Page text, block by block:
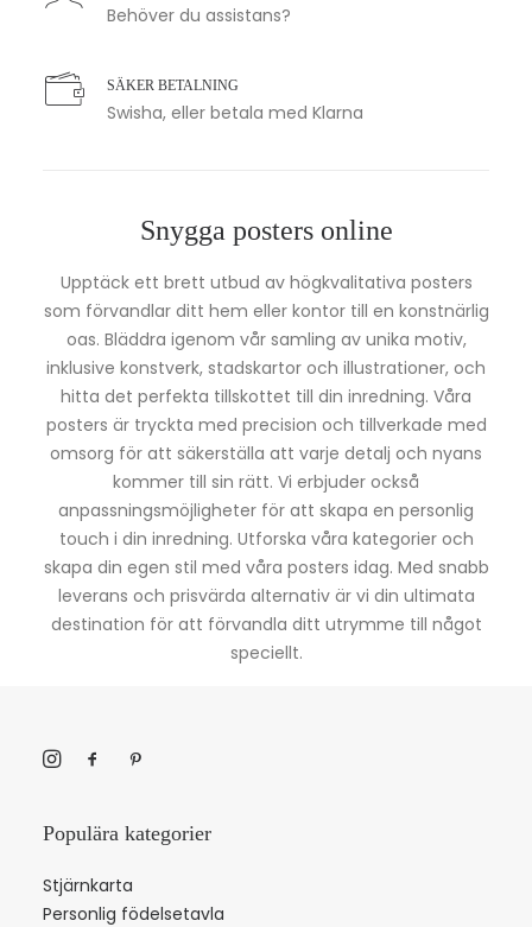
Behöver du assistans?
SÄKER BETALNING
Swisha, eller betala med Klarna
Snygga posters online
Upptäck ett brett utbud av högkvalitativa posters
som förvandlar ditt hem eller kontor till en konstnärlig
oas. Bläddra igenom vår samling av unika motiv,
inklusive konstverk, stadskartor och illustrationer, och
hitta det perfekta tillskottet till din inredning. Våra
posters är tryckta med precision och tillverkade med
omsorg för att säkerställa att varje detalj och nyans
kommer till sin rätt. Vi erbjuder också
anpassningsmöjligheter för att skapa en personlig
touch i din inredning. Utforska våra kategorier och
skapa din egen stil med våra posters idag. Med snabb
leverans och prisvärda alternativ är vi din ultimata
destination för att förvandla ditt utrymme till något
speciellt.
Populära kategorier
Stjärnkarta
Personlig födelsetavla